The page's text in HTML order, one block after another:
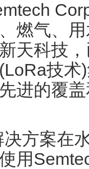
燃气、
天科技
技
进的覆
方案在
用